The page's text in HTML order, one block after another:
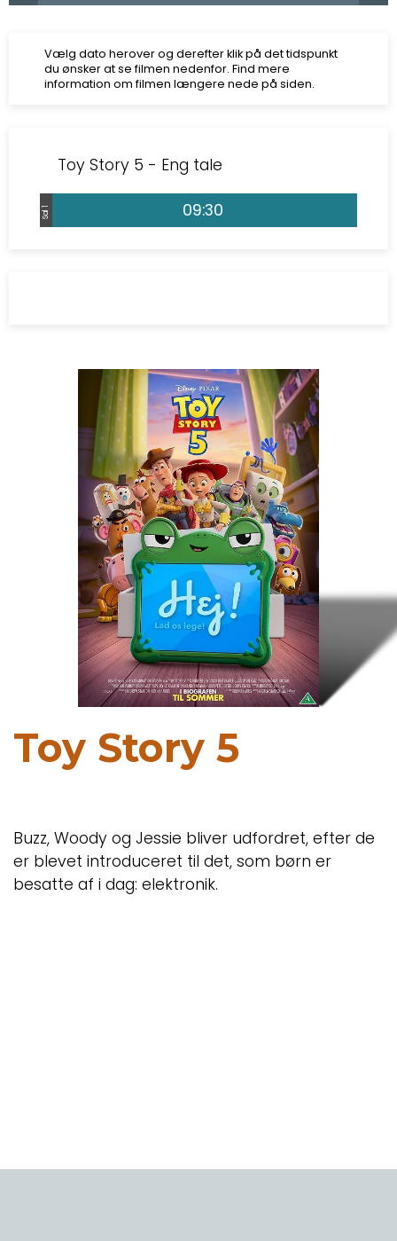
Vælg dato herover og derefter klik på det tidspunkt
du ønsker at se filmen nedenfor. Find mere
information om filmen længere nede på siden.
Toy Story 5 - Eng tale
Sal 1 09:30
Toy Story 5
Buzz, Woody og Jessie bliver udfordret, efter de
er blevet introduceret til det, som børn er
besatte af i dag: elektronik.